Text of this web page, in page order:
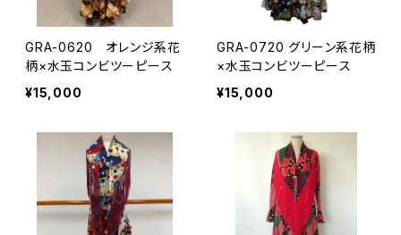
GRA-0620 オレンジ系花
柄×水玉コンビツーピース
¥15,000
GRA-0720 グリーン系花柄
×水玉コンビツーピース
¥15,000